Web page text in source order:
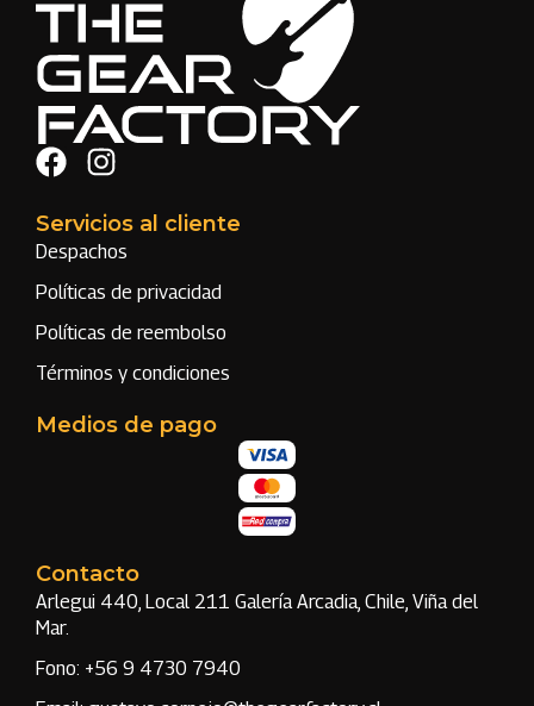
Servicios al cliente
Despachos
Políticas de privacidad
Políticas de reembolso
Términos y condiciones
Medios de pago
Contacto
Arlegui 440, Local 211 Galería Arcadia, Chile, Viña del
Mar.
Fono: +56 9 4730 7940